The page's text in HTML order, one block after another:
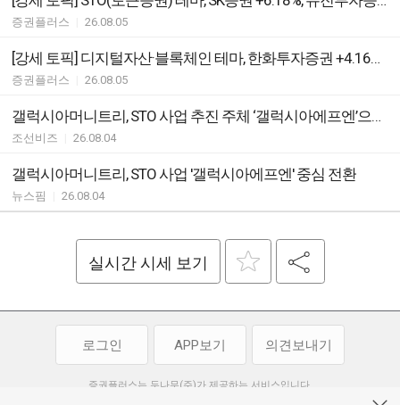
증권플러스 26.08.05
[강세 토픽] 디지털자산·블록체인 테마, 한화투자증권 +4.16%, TS인베스트먼트 +3.91%
증권플러스 26.08.05
갤럭시아머니트리, STO 사업 추진 주체 ‘갤럭시아에프엔’으로 변경
조선비즈 26.08.04
갤럭시아머니트리, STO 사업 '갤럭시아에프엔' 중심 전환
뉴스핌 26.08.04
실시간 시세 보기
로그인 APP보기 의견보내기
증권플러스는 두나무(주)가 제공하는 서비스입니다.